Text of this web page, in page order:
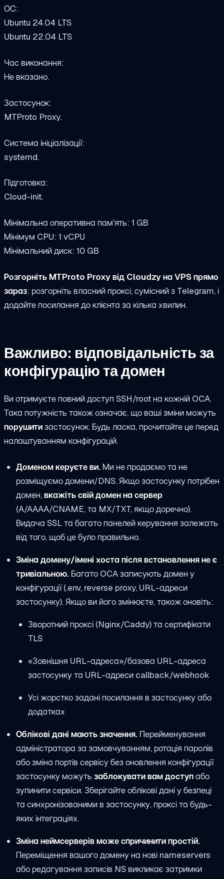
ОС:
Ubuntu 24.04 LTS
Ubuntu 22.04 LTS
Час виконання:
Не вказано.
Застосунок:
MTProto Proxy.
Система ініціалізації:
systemd.
Підготовка:
Cloud-init.
Мінімальна оперативна пам'ять: 1 GB
Мінімум CPU: 1 vCPU
Мінімальний диск: 10 GB
Розгорніть MTProto Proxy від Cloudzy на VPS прямо
зараз: розгорніть власний проксі, сумісний з Telegram, і
додайте посилання до клієнта за кілька хвилин.
Важливо: відповідальність за
конфігурацію та домен
Ви отримуєте повний доступ SSH/root на кожній OCA.
Така потужність також означає, що ваші зміни можуть
порушитизастосунок. Будь ласка, прочитайте це перед
налаштуванням конфігурацій.
Доменом керуєте ви.Ми не продаємо та не
розміщуємо домени/DNS. Якщо застосунку потрібен
домен,вкажіть свій домен на сервер
(A/AAAA/CNAME, та MX/TXT, якщо доречно).
Видача SSL та багато панелей керування залежать
від того, щоб це було правильно.
Зміна домену/імені хоста після встановлення не є
тривіальною.Багато OCA записують домен у
конфігурації (.env, reverse proxy, URL-адреси
застосунку). Якщо ви його змінюєте, також оновіть:
Зворотний проксі (Nginx/Caddy) та сертифікати
TLS
«Зовнішня URL-адреса»/базова URL-адреса
застосунку та URL-адреси callback/webhook
Усі жорстко задані посилання в застосунку або
додатках
Облікові дані мають значення.Перейменування
адміністратора за замовчуванням, ротація паролів
або зміна портів сервісу без оновлення конфігурації
застосунку можуть заблокувати вам доступабо
зупинити сервіси. Зберігайте облікові дані у безпеці
та синхронізованими в застосунку, проксі та будь-
яких інтеграціях.
Зміна неймсерверів може спричинити простій.
Переміщення вашого домену на нові nameservers
або редагування записів NS викликає затримки